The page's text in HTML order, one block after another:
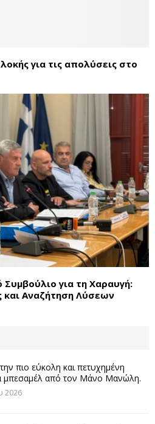
για τις απολύσεις στο
για τη Χαραυγή:
και Αναζήτηση Λύσεων
πιο εύκολη και πετυχημένη
μπεσαμέλ από τον Μάνο Μανώλη.
2026